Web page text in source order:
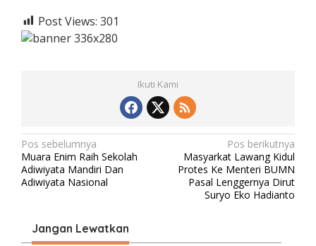
Post Views: 301
Ikuti Kami
N
a
v
g
Pos sebelumnya
Muara Enim Raih Sekolah
Adiwiyata Mandiri Dan
Adiwiyata Nasional
Pos berikutnya
Masyarkat Lawang Kidul
Protes Ke Menteri BUMN
Pasal Lenggernya Dirut
Suryo Eko Hadianto
Jangan Lewatkan